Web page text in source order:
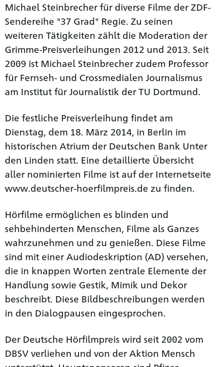
Michael Steinbrecher für diverse Filme der ZDF-
Sendereihe "37 Grad" Regie. Zu seinen
weiteren Tätigkeiten zählt die Moderation der
Grimme-Preisverleihungen 2012 und 2013. Seit
2009 ist Michael Steinbrecher zudem Professor
für Fernseh- und Crossmedialen Journalismus
am Institut für Journalistik der TU Dortmund.
Die festliche Preisverleihung findet am
Dienstag, dem 18. März 2014, in Berlin im
historischen Atrium der Deutschen Bank Unter
den Linden statt. Eine detaillierte Übersicht
aller nominierten Filme ist auf der Internetseite
www.deutscher-hoerfilmpreis.de zu finden.
Hörfilme ermöglichen es blinden und
sehbehinderten Menschen, Filme als Ganzes
wahrzunehmen und zu genießen. Diese Filme
sind mit einer Audiodeskription (AD) versehen,
die in knappen Worten zentrale Elemente der
Handlung sowie Gestik, Mimik und Dekor
beschreibt. Diese Bildbeschreibungen werden
in den Dialogpausen eingesprochen.
Der Deutsche Hörfilmpreis wird seit 2002 vom
DBSV verliehen und von der Aktion Mensch